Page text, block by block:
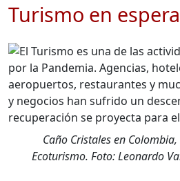
Turismo en espera
Caño Cristales en
Ecoturismo. Foto: Leonardo